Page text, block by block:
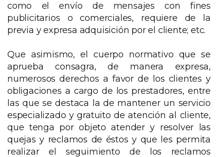
como el envío de mensajes con fines
publicitarios o comerciales, requiere de la
previa y expresa adquisición por el cliente; etc.
Que asimismo, el cuerpo normativo que se
aprueba consagra, de manera expresa,
numerosos derechos a favor de los clientes y
obligaciones a cargo de los prestadores, entre
las que se destaca la de mantener un servicio
especializado y gratuito de atención al cliente,
que tenga por objeto atender y resolver las
quejas y reclamos de éstos y que les permita
realizar el seguimiento de los reclamos